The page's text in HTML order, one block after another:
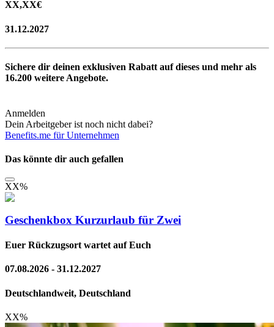
XX,XX€
31.12.2027
Sichere dir deinen exklusiven Rabatt auf dieses und mehr als
16.200 weitere Angebote.
Anmelden
Dein Arbeitgeber ist noch nicht dabei?
Benefits.me für Unternehmen
Das könnte dir auch gefallen
XX%
Geschenkbox Kurzurlaub für Zwei
Euer Rückzugsort wartet auf Euch
07.08.2026 - 31.12.2027
Deutschlandweit, Deutschland
XX%